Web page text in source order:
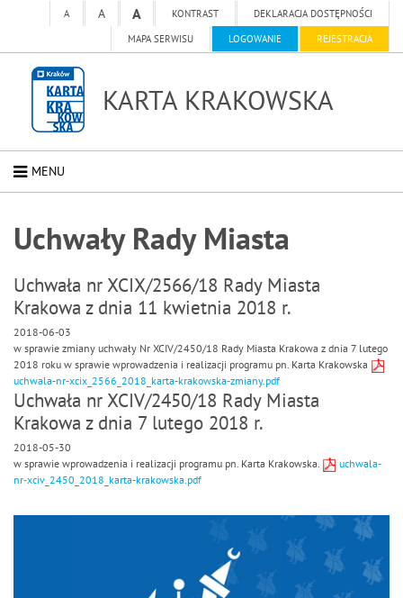
A A A KONTRAST
DEKLARACJA DOSTĘPNOŚCI
MAPA SERWISU
LOGOWANIE REJESTRACJA
KARTA KRAKOWSKA
MENU
Uchwały Rady Miasta
Uchwała nr XCIX/2566/18 Rady Miasta
Krakowa z dnia 11 kwietnia 2018 r.
2018-06-03
w sprawie zmiany uchwały Nr XCIV/2450/18 Rady Miasta Krakowa z dnia 7 lutego
2018 roku w sprawie wprowadzenia i realizacji programu pn. Karta Krakowska
uchwala-nr-xcix_2566_2018_karta-krakowska-zmiany.pdf
Uchwała nr XCIV/2450/18 Rady Miasta
Krakowa z dnia 7 lutego 2018 r.
2018-05-30
w sprawie wprowadzenia i realizacji programu pn. Karta Krakowska.
uchwala-
nr-xciv_2450_2018_karta-krakowska.pdf